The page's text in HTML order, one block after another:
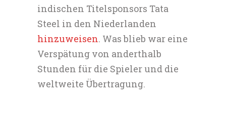
indischen Titelsponsors Tata
Steel in den Niederlanden
hinzuweisen. Was blieb war eine
Verspätung von anderthalb
Stunden für die Spieler und die
weltweite Übertragung.